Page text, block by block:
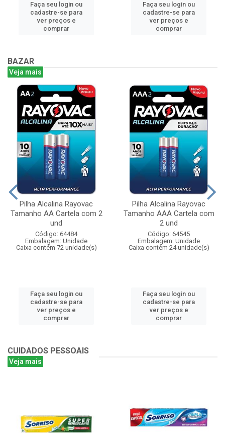
Faça seu login ou
cadastre-se para
ver preços e
comprar
Faça seu login ou
cadastre-se para
ver preços e
comprar
BAZAR
Veja mais
Pilha Alcalina Rayovac
Tamanho AA Cartela com 2
und
Código: 64484
Embalagem: Unidade
Caixa contém 72 unidade(s)
Faça seu login ou
cadastre-se para
ver preços e
comprar
Pilha Alcalina Rayovac
Tamanho AAA Cartela com
2 und
Código: 64545
Embalagem: Unidade
Caixa contém 24 unidade(s)
Faça seu login ou
cadastre-se para
ver preços e
comprar
CUIDADOS PESSOAIS
Veja mais